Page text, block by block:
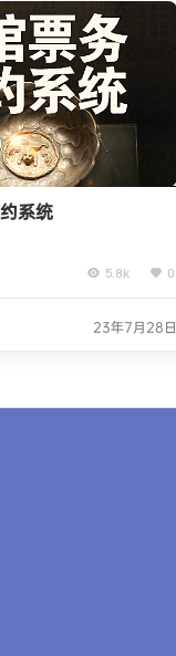
系统
5.8k 0
23年7月28日